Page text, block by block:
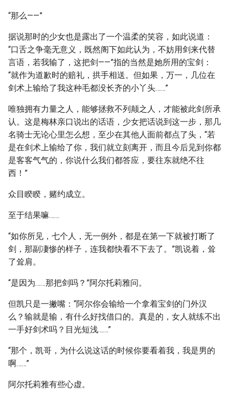
“那么——”
据说那时的少女也是露出了一个温柔的笑容，如此说道：
“口舌之争毫无意义，既然阁下如此认为，不妨用剑来代替
言语，若我输了，这把剑——”指的当然是她所用的宝剑：
“就作为道歉时的赔礼，拱手相送。但如果，万一，几位在
剑术上输给了我这种毛都没长齐的小丫头……”
唯独拥有力量之人，能够拯救不列颠之人，才能被此剑所承
认。这是梅林亲口说出的话语，少女把话说到这一步，那几
名骑士无论心里怎么想，至少在其他人面前都点了头，“若
是在剑术上输给了你，我们就立刻离开，而且今后见到你都
是客客气气的，你说什么我们都答应，要往东就绝不往
西！”
众目睽睽，赌约成立。
至于结果嘛……
“如你所见，七个人，无一例外，都是在第一下就被打断了
剑，那副凄惨的样子，连我都快看不下去了。”凯说着，耸
了耸肩。
“是因为……那把剑吗？”阿尔托莉雅问。
但凯只是一撇嘴：“阿尔你会输给一个拿着宝剑的门外汉
么？输就是输，有什么好找借口的。真是的，女人就练不出
一手好剑术吗？目光短浅……”
“那个，凯哥，为什么说这话的时候你要看着我，我是男的
啊……”
阿尔托莉雅有些心虚。